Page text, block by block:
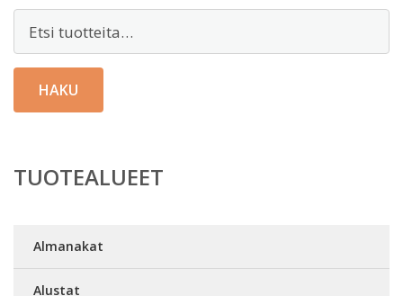
HAKU
TUOTEALUEET
Almanakat
Alustat